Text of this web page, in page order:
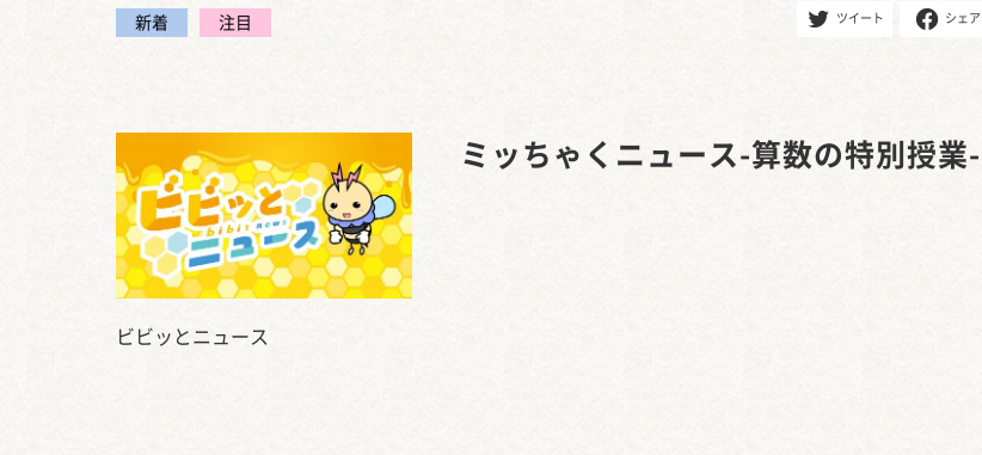
新着 注目 ツイート シェア
ビビッとニュース
ミッちゃくニュース-算数の特別授業-